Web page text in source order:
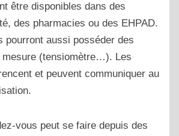
être disponibles dans des
des pharmacies ou des EHPAD.
pourront aussi posséder des
mesure (tensiomètre…). Les
et peuvent communiquer au
vous peut se faire depuis des